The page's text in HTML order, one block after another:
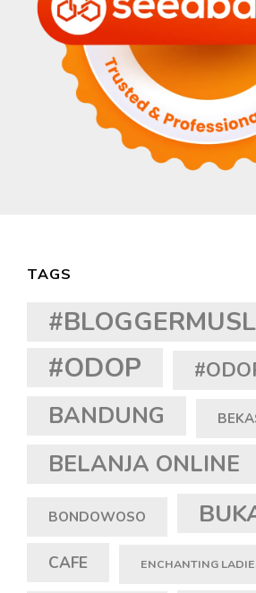
TAGS
#ODOP
BANDUNG
BELANJA ONLINE
BONDOWOSO
CAFE ENCHANTING